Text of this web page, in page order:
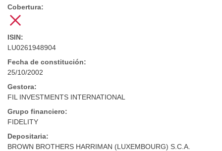
Cobertura:
ISIN:
LU0261948904
Fecha de constitución:
25/10/2002
Gestora:
FIL INVESTMENTS INTERNATIONAL
Grupo financiero:
FIDELITY
Depositaria:
BROWN BROTHERS HARRIMAN (LUXEMBOURG) S.C.A.